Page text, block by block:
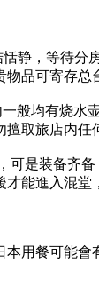
静，等待
品可寄存总
般均有烧水
取旅店内任
可是装备齐
能進入混堂
用餐可能